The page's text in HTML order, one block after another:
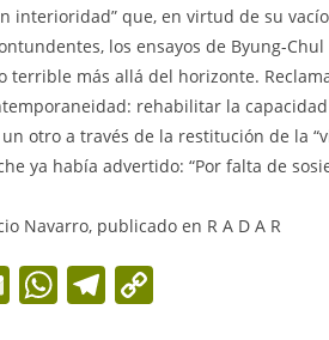
interioridad” que, en virtud de su
los ensayos de Byung-
terrible más allá del horizonte.
rehabilitar la
otro a través de la restitución de la
ya había advertido: “Por falta de
Navarro, publicado en R A D A R
G W T